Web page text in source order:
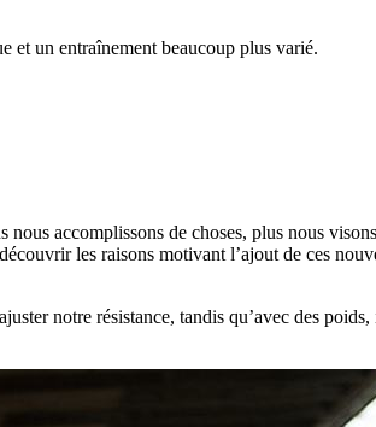
et un entraînement beaucoup plus varié.
accomplissons de choses, plus nous
les raisons motivant l’ajout de ces
notre résistance, tandis qu’avec des